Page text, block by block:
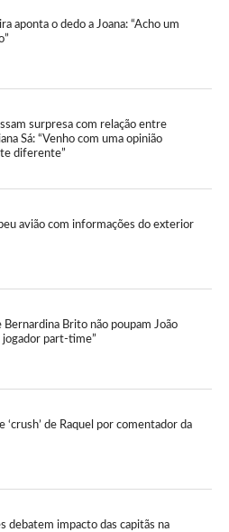
aponta o dedo a Joana: “Acho um
surpresa com relação entre
Sá: “Venho com uma opinião
diferente”
avião com informações do exterior
Bernardina Brito não poupam João
jogador part-time”
‘crush’ de Raquel por comentador da
debatem impacto das capitãs na